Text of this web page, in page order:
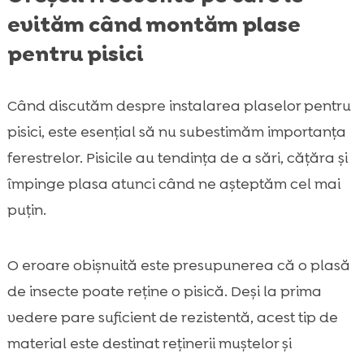
evităm când montăm plase
pentru pisici
Când discutăm despre instalarea plaselor pentru
pisici, este esențial să nu subestimăm importanța
ferestrelor. Pisicile au tendința de a sări, cățăra și
împinge plasa atunci când ne așteptăm cel mai
puțin.
O eroare obișnuită este presupunerea că o plasă
de insecte poate reține o pisică. Deși la prima
vedere pare suficient de rezistentă, acest tip de
material este destinat reținerii muștelor și